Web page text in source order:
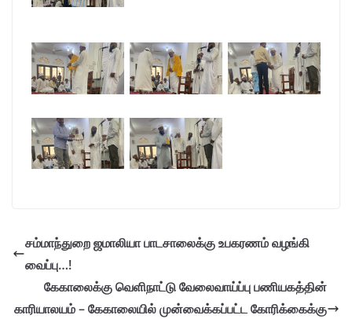
சம்மாந்துறை ஜமாலியா பாடசாலைக்கு உபகரணம் வழங்கி
வைப்பு…!
கேகாலைக்கு வெளிநாட்டு வேலைவாய்ப்பு பணியகத்தின்
காரியாலயம் – கேகாலையில் முன்வைக்கப்பட்ட கோரிக்கைக்கு